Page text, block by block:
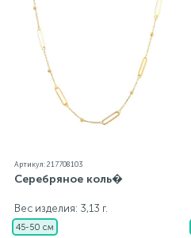
Артикул: 217708103
Серебряное коль�
Вес изделия: 3,13 г.
45-50 см